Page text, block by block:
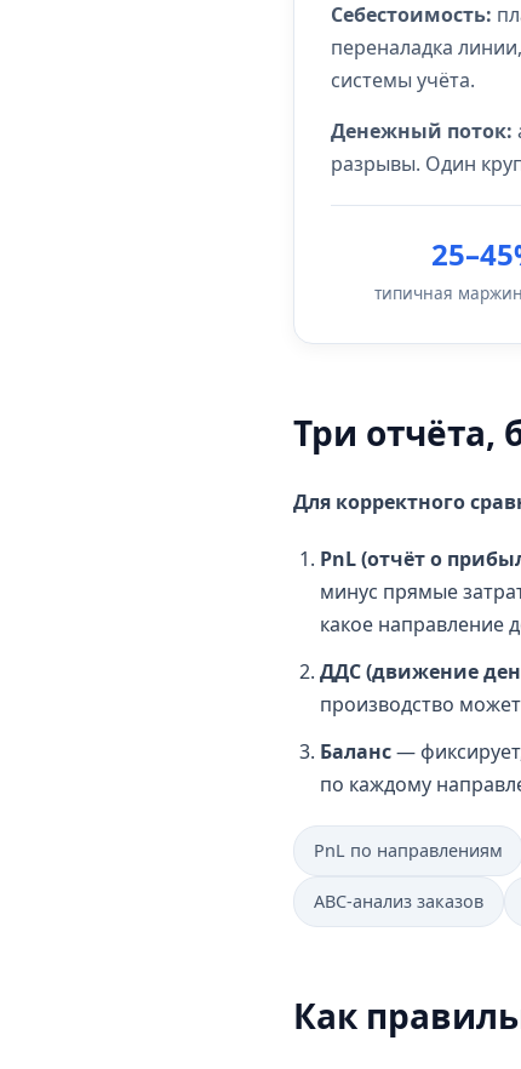
Себестоимость:
переналадка
системы учёта.
Денежный поток:
разрывы. Один
типичная
Три отчёта,
Для корректного
PnL (отчёт о
минус прямые
какое направление
ДДС (движение
производство
Баланс—
по каждому
PnL по направлениям
ABC-анализ заказов
Как